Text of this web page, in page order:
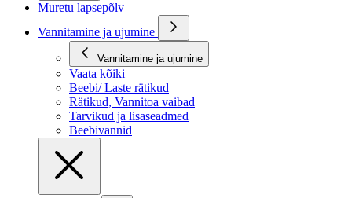
Muretu lapsepõlv
Vannitamine ja ujumine
Vannitamine ja ujumine
Vaata kõiki
Beebi/ Laste rätikud
Rätikud, Vannitoa vaibad
Tarvikud ja lisaseadmed
Beebivannid